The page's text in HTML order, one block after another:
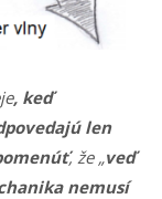
, keď
len
, že „veď
nemusí